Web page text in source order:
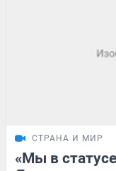
СТРАНА И МИР
«Мы в